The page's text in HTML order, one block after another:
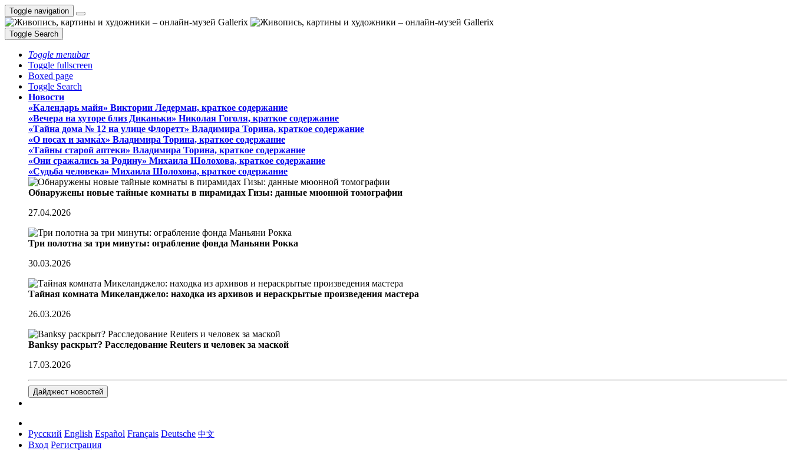
Toggle navigation
Toggle Search
Toggle menubar
Toggle fullscreen
Boxed page
Toggle Search
Новости
«Календарь майя» Виктории Ледерман, краткое содержание
«Вечера на хуторе близ Диканьки» Николая Гоголя, краткое содержание
«Тайна дома № 12 на улице Флоретт» Владимира Торина, краткое содержание
«О носах и замка́х» Владимира Торина, краткое содержание
«Тайны старой аптеки» Владимира Торина, краткое содержание
«Они сражались за Родину» Михаила Шолохова, краткое содержание
«Судьба человека» Михаила Шолохова, краткое содержание
Обнаружены новые тайные комнаты в пирамидах Гизы: данные мюонной томографии
27.04.2026
Три полотна за три минуты: ограбление фонда Маньяни Рокка
30.03.2026
Тайная комната Микеланджело: находка из архивов и нераскрытые произведения мастера
26.03.2026
Banksy раскрыт? Расследование Reuters и человек за маской
17.03.2026
Дайджест новостей
Русский English Español Français Deutsche 中文
Вход Регистрация